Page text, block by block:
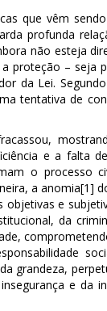
que vêm
profunda
não esteja
proteção –
da Lei.
tentativa de
e a falta
o processo
a anomia[1]
e
da
grandeza,
e da